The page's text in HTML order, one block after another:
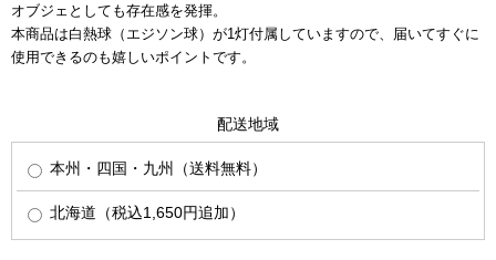
オブジェとしても存在感を発揮。
本商品は白熱球（エジソン球）が1灯付属していますので、届いてすぐに
使用できるのも嬉しいポイントです。
配送地域
本州・四国・九州（送料無料）
北海道（税込1,650円追加）